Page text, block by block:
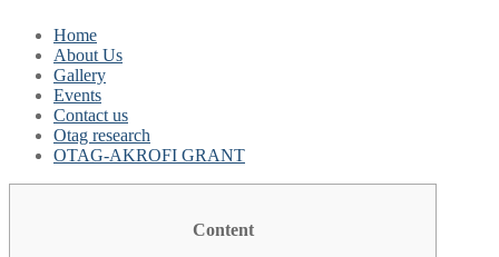
Home
About Us
Gallery
Events
Contact us
Otag research
OTAG-AKROFI GRANT
Content